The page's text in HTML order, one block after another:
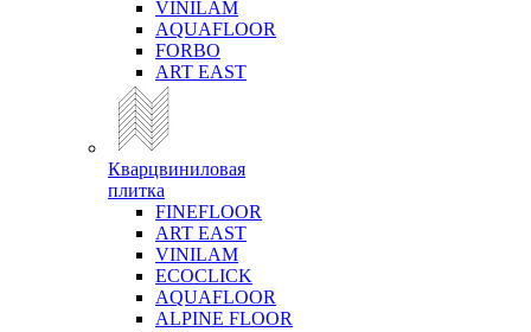
VINILAM
AQUAFLOOR
FORBO
ART EAST
Кварцвиниловая
плитка
FINEFLOOR
ART EAST
VINILAM
ECOCLICK
AQUAFLOOR
ALPINE FLOOR